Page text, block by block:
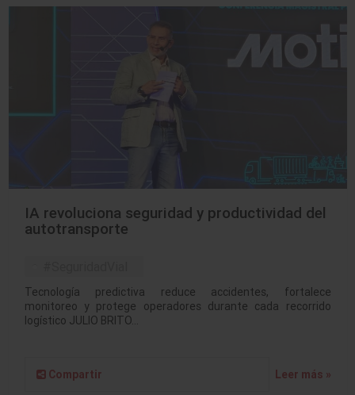
IA revoluciona seguridad y productividad del
autotransporte
Tecnología predictiva reduce accidentes, fortalece
monitoreo y protege operadores durante cada recorrido
logístico JULIO BRITO…
Compartir Leer más »